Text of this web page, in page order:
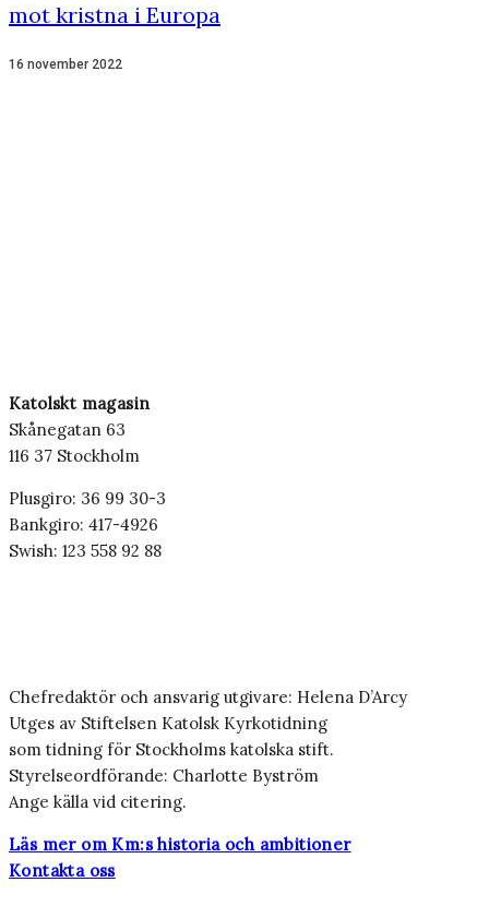
mot kristna i Europa
16 november 2022
Katolskt magasin
Skånegatan 63
116 37 Stockholm
Plusgiro: 36 99 30-3
Bankgiro: 417-4926
Swish: 123 558 92 88
Chefredaktör och ansvarig utgivare: Helena D’Arcy
Utges av Stiftelsen Katolsk Kyrkotidning
som tidning för Stockholms katolska stift.
Styrelseordförande: Charlotte Byström
Ange källa vid citering.
Läs mer om Km:s historia och ambitioner
Kontakta oss